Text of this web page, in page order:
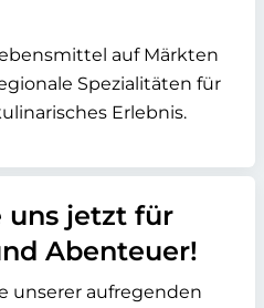
auf Märkten
Spezialitäten für
Erlebnis.
uns jetzt für
Abenteuer!
unserer aufregenden